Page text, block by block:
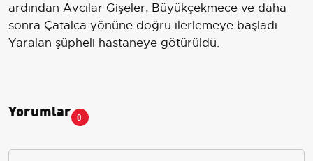
ardından Avcılar Gişeler, Büyükçekmece ve daha
sonra Çatalca yönüne doğru ilerlemeye başladı.
Yaralan şüpheli hastaneye götürüldü.
Yorumlar 0